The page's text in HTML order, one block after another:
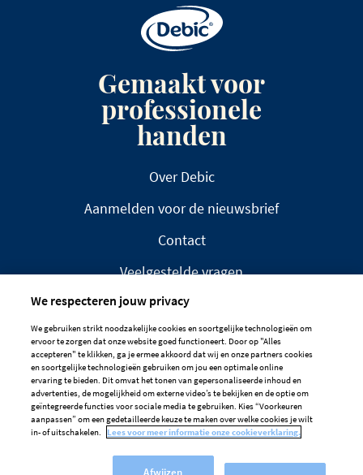
Gemaakt voor
professionele
handen
Over Debic
Aanmelden voor de nieuwsbrief
Contact
Veelgestelde vragen
DISCLAIMER
PRIVACYBELEID
COOKIEBELEID
Cookievoorkeuren
We respecteren jouw privacy
We gebruiken strikt noodzakelijke cookies en soortgelijke technologieën om
ervoor te zorgen dat onze website goed functioneert. Door op "Alles
accepteren" te klikken, ga je ermee akkoord dat wij en onze partners cookies
en soortgelijke technologieën gebruiken om jou een optimale online
ervaring te bieden. Dit omvat het tonen van gepersonaliseerde inhoud en
advertenties, de mogelijkheid om externe video’s te bekijken en de optie om
geïntegreerde functies voor sociale media te gebruiken. Kies “Voorkeuren
aanpassen” om een gedetailleerde keuze te maken over welke cookies je wilt
in- of uitschakelen.
Lees voor meer informatie onze cookieverklaring.
Afwijzen